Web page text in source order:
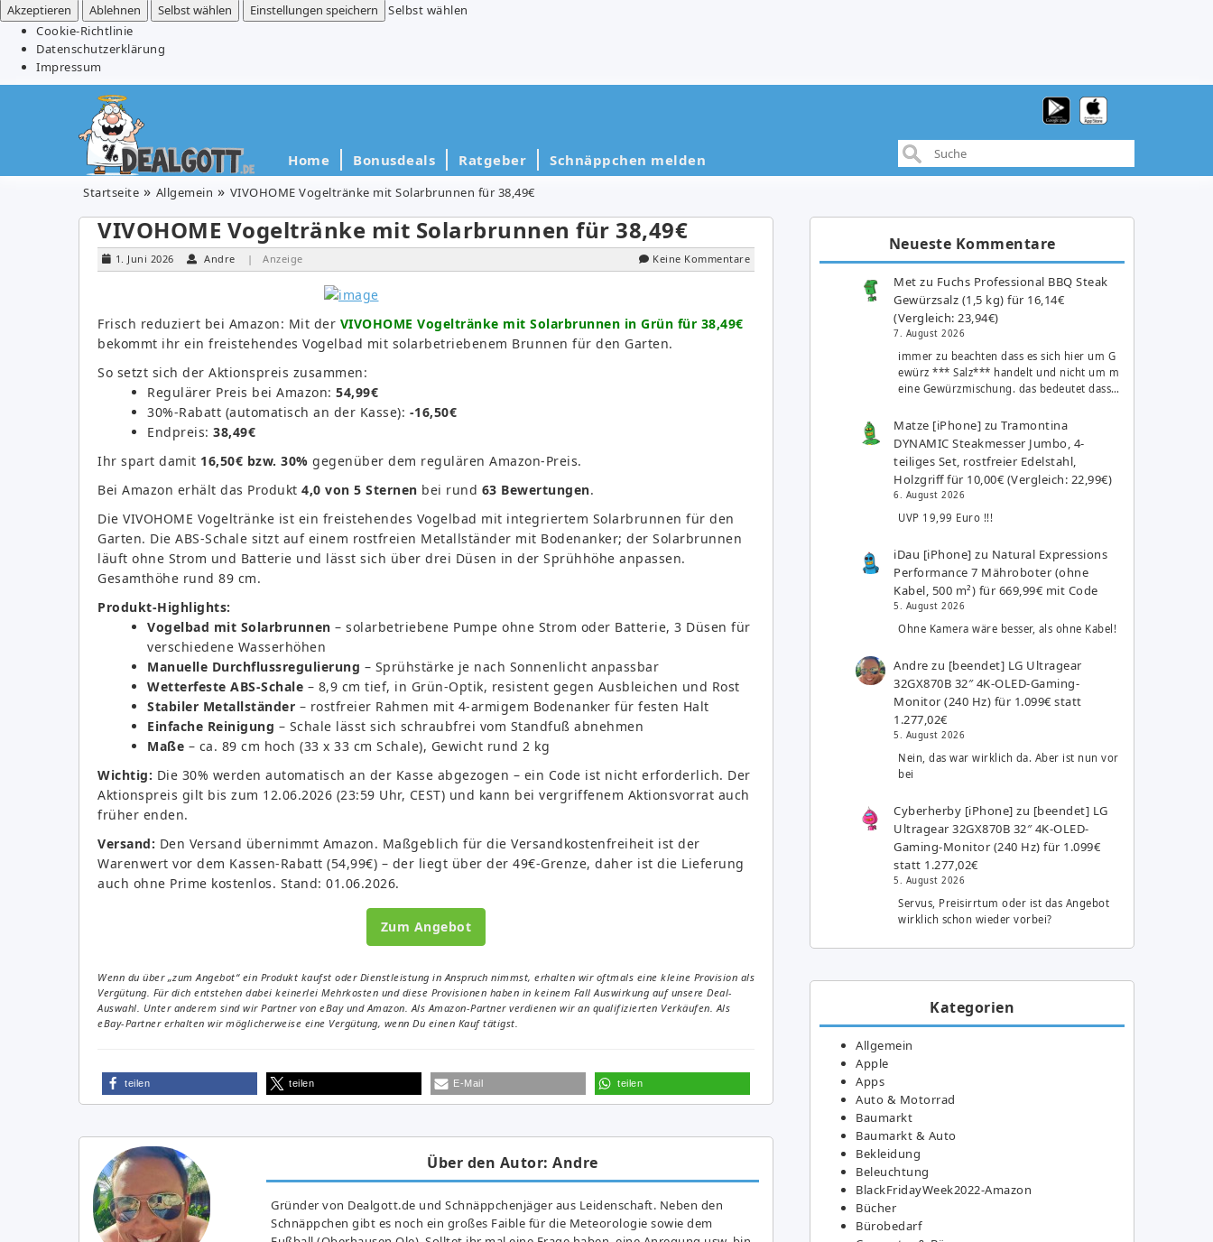
Akzeptieren
Ablehnen Selbst wählen Einstellungen speichern
Selbst wählen
Cookie-Richtlinie
Datenschutzerklärung
Impressum
Home Bonusdeals Ratgeber Schnäppchen melden
Startseite Allgemein VIVOHOME Vogeltränke mit Solarbrunnen für 38,49€
VIVOHOME Vogeltränke mit Solarbrunnen für 38,49€
1. Juni 2026 Andre | Anzeige Keine Kommentare
Frisch reduziert bei Amazon: Mit der VIVOHOME Vogeltränke mit Solarbrunnen in Grün für 38,49€
bekommt ihr ein freistehendes Vogelbad mit solarbetriebenem Brunnen für den Garten.
So setzt sich der Aktionspreis zusammen:
Regulärer Preis bei Amazon: 54,99€
30%-Rabatt (automatisch an der Kasse): -16,50€
Endpreis: 38,49€
Ihr spart damit 16,50€ bzw. 30% gegenüber dem regulären Amazon-Preis.
Bei Amazon erhält das Produkt 4,0 von 5 Sternen bei rund 63 Bewertungen.
Die VIVOHOME Vogeltränke ist ein freistehendes Vogelbad mit integriertem Solarbrunnen für den
Garten. Die ABS-Schale sitzt auf einem rostfreien Metallständer mit Bodenanker; der Solarbrunnen
läuft ohne Strom und Batterie und lässt sich über drei Düsen in der Sprühhöhe anpassen.
Gesamthöhe rund 89 cm.
Produkt-Highlights:
Vogelbad mit Solarbrunnen – solarbetriebene Pumpe ohne Strom oder Batterie, 3 Düsen für
verschiedene Wasserhöhen
Manuelle Durchflussregulierung – Sprühstärke je nach Sonnenlicht anpassbar
Wetterfeste ABS-Schale – 8,9 cm tief, in Grün-Optik, resistent gegen Ausbleichen und Rost
Stabiler Metallständer – rostfreier Rahmen mit 4-armigem Bodenanker für festen Halt
Einfache Reinigung – Schale lässt sich schraubfrei vom Standfuß abnehmen
Maße – ca. 89 cm hoch (33 x 33 cm Schale), Gewicht rund 2 kg
Wichtig: Die 30% werden automatisch an der Kasse abgezogen – ein Code ist nicht erforderlich. Der
Aktionspreis gilt bis zum 12.06.2026 (23:59 Uhr, CEST) und kann bei vergriffenem Aktionsvorrat auch
früher enden.
Versand: Den Versand übernimmt Amazon. Maßgeblich für die Versandkostenfreiheit ist der
Warenwert vor dem Kassen-Rabatt (54,99€) – der liegt über der 49€-Grenze, daher ist die Lieferung
auch ohne Prime kostenlos. Stand: 01.06.2026.
Zum Angebot
Wenn du über „zum Angebot“ ein Produkt kaufst oder Dienstleistung in Anspruch nimmst, erhalten wir oftmals eine kleine Provision als
Vergütung. Für dich entstehen dabei keinerlei Mehrkosten und diese Provisionen haben in keinem Fall Auswirkung auf unsere Deal-
Auswahl. Unter anderem sind wir Partner von eBay und Amazon. Als Amazon-Partner verdienen wir an qualifizierten Verkäufen. Als
eBay-Partner erhalten wir möglicherweise eine Vergütung, wenn Du einen Kauf tätigst.
teilen teilen E-Mail teilen
Über den Autor: Andre
Gründer von Dealgott.de und Schnäppchenjäger aus Leidenschaft. Neben den
Schnäppchen gibt es noch ein großes Fai­ble für die Meteorologie sowie dem
Neueste Kommentare
Met zu Fuchs Professional BBQ Steak
Gewürzsalz (1,5 kg) für 16,14€
(Vergleich: 23,94€)
7. August 2026
immer zu beachten dass es sich hier um G
ewürz *** Salz*** handelt und nicht um m
eine Gewürzmischung. das bedeutet dass…
Matze [iPhone] zuTramontina
DYNAMIC Steakmesser Jumbo, 4-
teiliges Set, rostfreier Edelstahl,
Holzgriff für 10,00€ (Vergleich: 22,99€)
6. August 2026
UVP 19,99 Euro !!!
iDau [iPhone] zu Natural Expressions
Performance 7 Mähroboter (ohne
Kabel, 500 m²) für 669,99€ mit Code
5. August 2026
Ohne Kamera wäre besser, als ohne Kabel!
Andre zu [beendet] LG Ultragear
32GX870B 32″ 4K-OLED-Gaming-
Monitor (240 Hz) für 1.099€ statt
1.277,02€
5. August 2026
Nein, das war wirklich da. Aber ist nun vor
bei
Cyberherby [iPhone] zu [beendet] LG
Ultragear 32GX870B 32″ 4K-OLED-
Gaming-Monitor (240 Hz) für 1.099€
statt 1.277,02€
5. August 2026
Servus, Preisirrtum oder ist das Angebot
wirklich schon wieder vorbei?
Kategorien
Allgemein
Apple
Apps
Auto & Motorrad
Baumarkt
Baumarkt & Auto
Bekleidung
Beleuchtung
BlackFridayWeek2022-Amazon
Bücher
Bürobedarf